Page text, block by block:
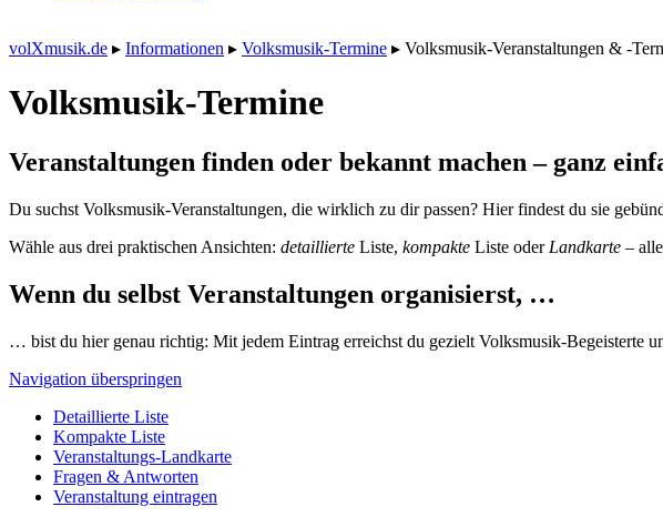
volXmusik.de ▸ Informationen ▸ Volksmusik-Termine ▸ Volksmusik-Veranstaltungen & -
Volksmusik-Termine
Veranstaltungen finden oder bekannt machen – ganz
Du suchst Volksmusik-Veranstaltungen, die wirklich zu dir passen? Hier findest du sie
Wähle aus drei praktischen Ansichten: detaillierte Liste, kompakte Liste oder Landkarte –
Wenn du selbst Veranstaltungen organisierst, …
… bist du hier genau richtig: Mit jedem Eintrag erreichst du gezielt Volksmusik-Begeisterte
Navigation überspringen
Detaillierte Liste
Kompakte Liste
Veranstaltungs-Landkarte
Fragen & Antworten
Veranstaltung eintragen